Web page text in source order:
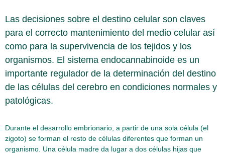
Las decisiones sobre el destino celular son claves
para el correcto mantenimiento del medio celular así
como para la supervivencia de los tejidos y los
organismos. El sistema endocannabinoide es un
importante regulador de la determinación del destino
de las células del cerebro en condiciones normales y
patológicas.
Durante el desarrollo embrionario, a partir de una sola célula (el
zigoto) se forman el resto de células diferentes que forman un
organismo. Una célula madre da lugar a dos células hijas que